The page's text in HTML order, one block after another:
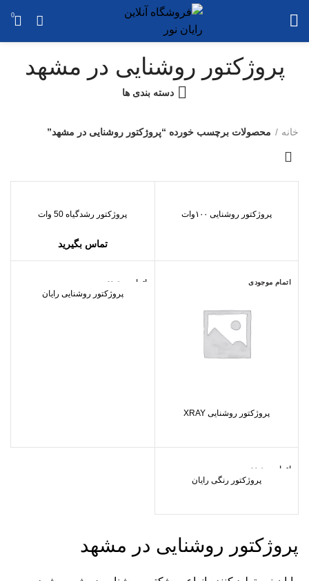
0
پروژکتور روشنایی در مشهد
دسته بندی ها
خانه محصولات برچسب خورده “پروژکتور روشنایی در مشهد”
پروژکتور روشنایی ۱۰۰وات پروژکتور رشدگیاه 50 وات
تماس بگیرید
اتمام موجودی
پروژکتور روشنایی XRAY
اتمام موجودی
پروژکتور روشنایی رایان
اتمام موجودی
پروژکتور رنگی رایان
پروژکتور روشنایی در مشهد